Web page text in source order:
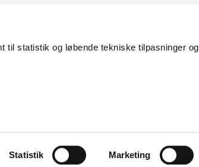
til statistik og løbende tekniske tilpasninger og
Statistik Marketing